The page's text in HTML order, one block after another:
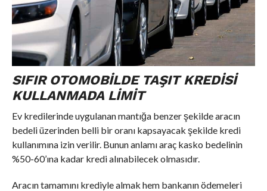
SIFIR OTOMOBILDE TAŞIT KREDISI
KULLANMADA LIMIT
Ev kredilerinde uygulanan mantığa benzer şekilde aracın
bedeli üzerinden belli bir oranı kapsayacak şekilde kredi
kullanımına izin verilir. Bunun anlamı araç kasko bedelinin
%50-60’ına kadar kredi alınabilecek olmasıdır.
Aracın tamamını krediyle almak hem bankanın ödemeleri